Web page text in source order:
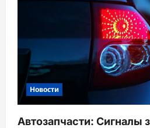
Новости
Автозапчасти: Сигналы